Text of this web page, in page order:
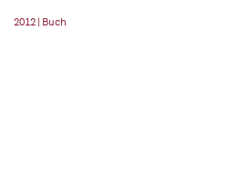
2012 | Buch